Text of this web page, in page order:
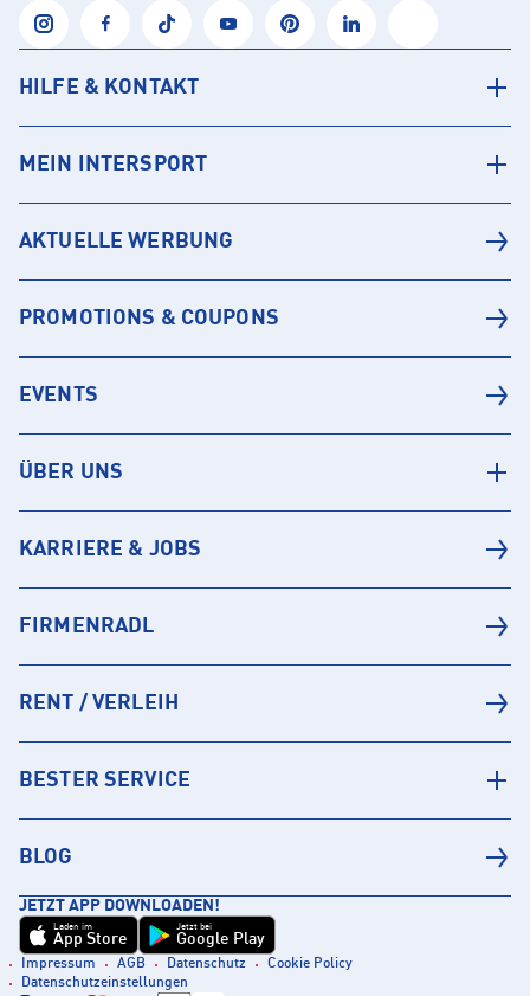
HILFE & KONTAKT
MEIN INTERSPORT
AKTUELLE WERBUNG
PROMOTIONS & COUPONS
EVENTS
ÜBER UNS
KARRIERE & JOBS
FIRMENRADL
RENT / VERLEIH
BESTER SERVICE
BLOG
JETZT APP DOWNLOADEN!
Laden im
App Store
Jetzt bei
Google Play
Impressum AGB Datenschutz
Cookie Policy
Datenschutzeinstellungen